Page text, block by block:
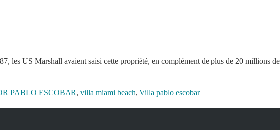
les US Marshall avaient saisi cette propriété, en complément de plus de 20 millions
PABLO ESCOBAR, villa miami beach, Villa pablo escobar